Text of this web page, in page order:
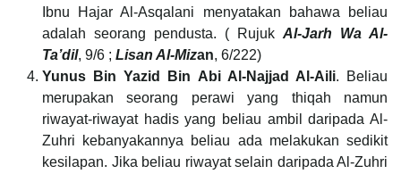
Ibnu Hajar Al-Asqalani menyatakan bahawa beliau
adalah seorang pendusta. ( Rujuk Al-Jarh Wa Al-
Ta’dil, 9/6 ; Lisan Al-Mizan, 6/222)
Yunus Bin Yazid Bin Abi Al-Najjad Al-Aili. Beliau
merupakan seorang perawi yang thiqah namun
riwayat-riwayat hadis yang beliau ambil daripada Al-
Zuhri kebanyakannya beliau ada melakukan sedikit
kesilapan. Jika beliau riwayat selain daripada Al-Zuhri